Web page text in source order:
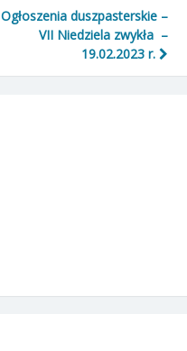
Ogłoszenia duszpasterskie –
VII Niedziela zwykła –
19.02.2023 r.